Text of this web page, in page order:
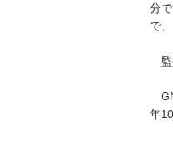
分
で
監
年